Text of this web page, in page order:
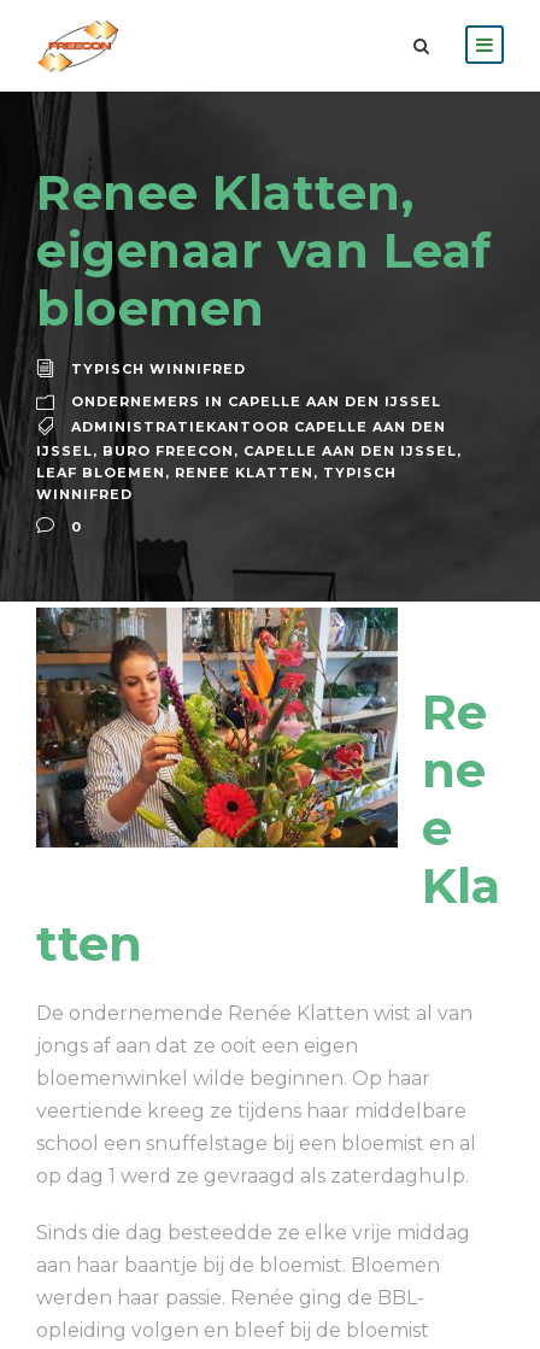
Renee Klatten,
eigenaar van Leaf
bloemen
TYPISCH WINNIFRED
ONDERNEMERS IN CAPELLE AAN DEN IJSSEL
ADMINISTRATIEKANTOOR CAPELLE AAN DEN
IJSSEL, BURO FREECON , CAPELLE AAN DEN IJSSEL,
LEAF BLOEMEN , RENEE KLATTEN , TYPISCH
WINNIFRED
0
Re
ne
e
Kla
tten
De ondernemende Renée Klatten wist al van
jongs af aan dat ze ooit een eigen
bloemenwinkel wilde beginnen. Op haar
veertiende kreeg ze tijdens haar middelbare
school een snuffelstage bij een bloemist en al
op dag 1 werd ze gevraagd als zaterdaghulp.
Sinds die dag besteedde ze elke vrije middag
aan haar baantje bij de bloemist. Bloemen
werden haar passie. Renée ging de BBL-
opleiding volgen en bleef bij de bloemist